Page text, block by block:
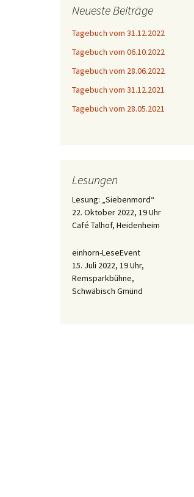
Neueste Beiträge
Tagebuch vom 31.12.2022
Tagebuch vom 06.10.2022
Tagebuch vom 28.06.2022
Tagebuch vom 31.12.2021
Tagebuch vom 28.05.2021
Lesungen
Lesung: „Siebenmord“
22. Oktober 2022, 19 Uhr
Café Talhof, Heidenheim
einhorn-LeseEvent
15. Juli 2022, 19 Uhr,
Remsparkbühne,
Schwäbisch Gmünd